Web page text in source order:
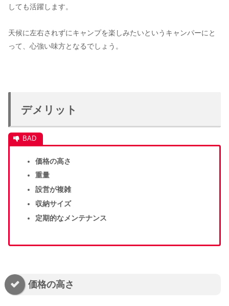
しても活躍します。
天候に左右されずにキャンプを楽しみたいというキャンパーにと
って、心強い味方となるでしょう。
デメリット
価格の高さ
重量
設営が複雑
収納サイズ
定期的なメンテナンス
価格の高さ